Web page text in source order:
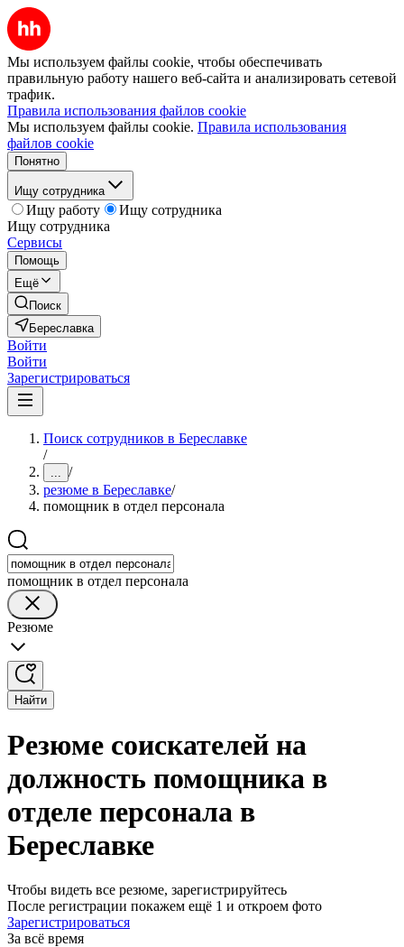
Мы используем файлы cookie, чтобы обеспечивать
правильную работу нашего веб-сайта и анализировать сетевой
трафик.
Правила использования файлов cookie
Мы используем файлы cookie. Правила использования
файлов cookie
Понятно
Ищу сотрудника
Ищу работу
Ищу сотрудника
Ищу сотрудника
Сервисы
Помощь
Ещё
Поиск
Береславка
Войти
Войти
Зарегистрироваться
Поиск сотрудников в Береславке
/
... /
резюме в Береславке/
помощник в отдел персонала
помощник в отдел персонала
Резюме
Найти
Резюме соискателей на
должность помощника в
отделе персонала в
Береславке
Чтобы видеть все резюме, зарегистрируйтесь
После регистрации покажем ещё 1 и откроем фото
Зарегистрироваться
За всё время